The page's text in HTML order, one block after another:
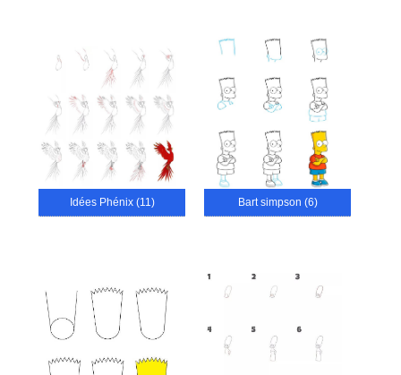
Idées Phénix (11) Bart simpson (6)